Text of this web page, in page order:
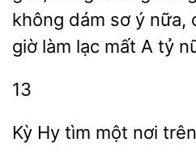
không dám sơ ý nữa,
làm lạc mất A tỷ
13
Kỳ Hy tìm nơi